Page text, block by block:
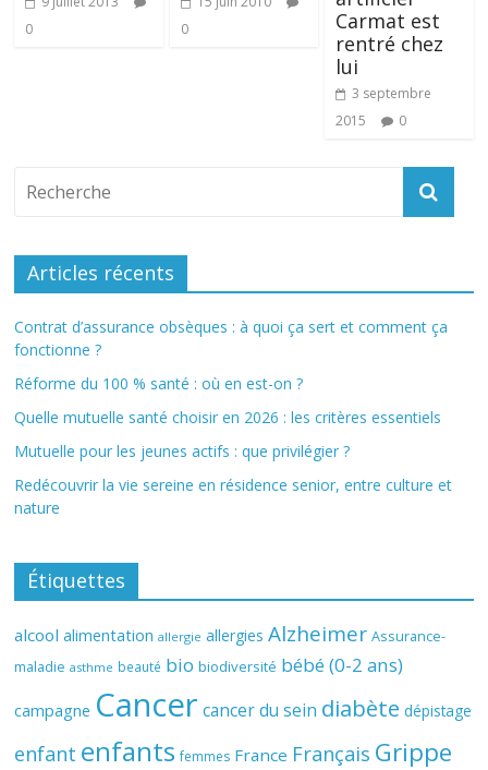
0
0
Carmat est
rentré chez
lui
3 septembre
2015
0
Articles récents
Contrat d’assurance obsèques : à quoi ça sert et comment ça
fonctionne ?
Réforme du 100 % santé : où en est-on ?
Quelle mutuelle santé choisir en 2026 : les critères essentiels
Mutuelle pour les jeunes actifs : que privilégier ?
Redécouvrir la vie sereine en résidence senior, entre culture et
nature
Étiquettes
alcool alimentation allergie allergies Alzheimer Assurance-
maladie asthme beauté bio biodiversité bébé (0-2 ans)
campagne Cancer cancer du sein diabète dépistage
enfant enfants femmes France Français Grippe